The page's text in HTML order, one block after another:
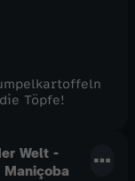
Töpfe!
Welt -
Maniçoba